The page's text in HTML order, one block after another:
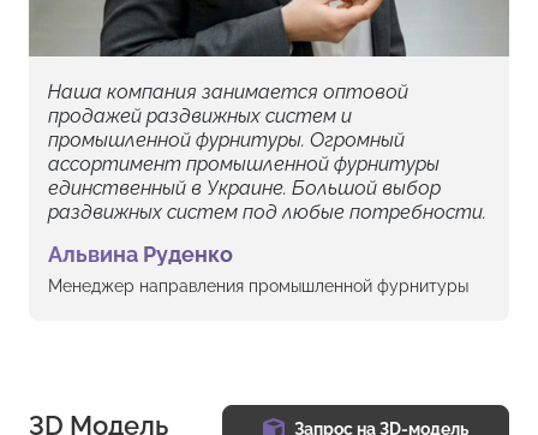
Наша компания занимается оптовой
продажей раздвижных систем и
промышленной фурнитуры. Огромный
ассортимент промышленной фурнитуры
единственный в Украине. Большой выбор
раздвижных систем под любые потребности.
Альвина Руденко
Менеджер направления промышленной фурнитуры
3D Модель Запрос на 3D-модель